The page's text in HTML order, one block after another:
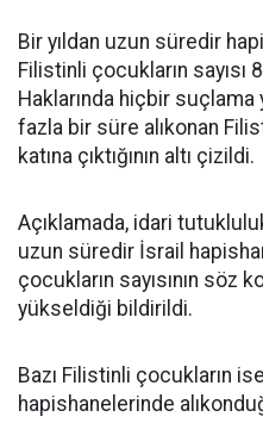
Bir yıldan uzun süredir
Filistinli çocukların sayısı 8
Haklarında hiçbir
fazla bir süre alıkonan
katına çıktığının altı çizildi.
Açıklamada, idari
uzun süredir İsrail
çocukların sayısının söz
yükseldiği bildirildi.
Bazı Filistinli çocukların
hapishanelerinde